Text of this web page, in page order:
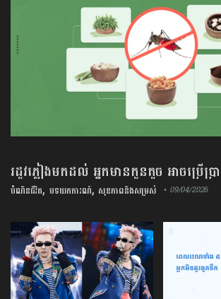
រដូវភ្លៀងមកដល់ អ្នកមានកូនតូច អាចប្រើប្រ
៥នេះ ដេញមូសបានតាមបែបធម្មជាតិ​
បំណិនជីវិត, បទយកការណ៍, សុខភាពនិងសម្រស់ • 09/04/2026